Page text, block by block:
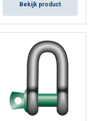
Bekijk product